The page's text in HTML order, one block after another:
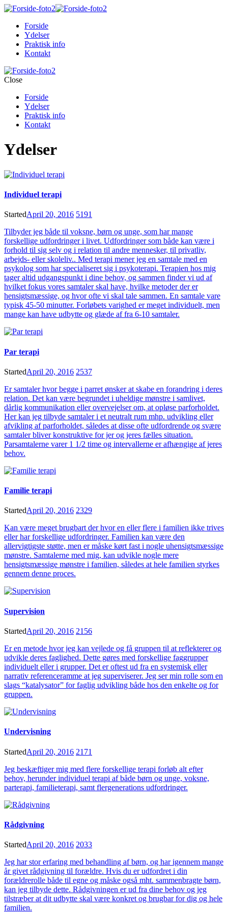
Forside
Ydelser
Praktisk info
Kontakt
Close
Forside
Ydelser
Praktisk info
Kontakt
Ydelser
Individuel terapi
StartedApril 20, 2016 5191
Tilbyder jeg både til voksne, børn og unge, som har mange
forskellige udfordringer i livet. Udfordringer som både kan være i
forhold til sig selv og i relation til andre mennesker, til privatliv,
arbejds- eller skoleliv.. Med terapi mener jeg en samtale med en
psykolog som har specialiseret sig i psykoterapi. Terapien hos mig
tager altid udgangspunkt i dine behov, og sammen finder vi ud af
hvilket fokus vores samtaler skal have, hvilke metoder der er
hensigtsmæssige, og hvor ofte vi skal tale sammen. En samtale vare
typisk 45-50 minutter. Forløbets varighed er meget individuelt, men
mange kan have udbytte og glæde af fra 6-10 samtaler.
Par terapi
StartedApril 20, 2016 2537
Er samtaler hvor begge i parret ønsker at skabe en forandring i deres
relation. Det kan være begrundet i uheldige mønstre i samlivet,
dårlig kommunikation eller overvejelser om, at opløse parforholdet.
Her kan jeg tilbyde samtaler i et neutralt rum mhp. udvikling eller
afvikling af parforholdet, således at disse ofte udfordrende og svære
samtaler bliver konstruktive for jer og jeres fælles situation.
Parsamtalerne varer 1 1/2 time og intervallerne er afhængige af jeres
behov.
Familie terapi
StartedApril 20, 2016 2329
Kan være meget brugbart der hvor en eller flere i familien ikke trives
eller har forskellige udfordringer. Familien kan være den
allervigtigste støtte, men er måske kørt fast i nogle uhensigtsmæssige
mønstre. Samtalerne med mig, kan udvikle nogle mere
hensigtsmæssige mønstre i familien, således at hele familien styrkes
gennem denne proces.
Supervision
StartedApril 20, 2016 2156
Er en metode hvor jeg kan vejlede og få gruppen til at reflekterer og
udvikle deres faglighed. Dette gøres med forskellige faggrupper
individuelt eller i grupper. Det er oftest ud fra en systemisk eller
narrativ referenceramme at jeg superviserer. Jeg ser min rolle som en
slags “katalysator” for faglig udvikling både hos den enkelte og for
gruppen.
Undervisning
StartedApril 20, 2016 2171
Jeg beskæftiger mig med flere forskellige terapi forløb alt efter
behov, herunder individuel terapi af både børn og unge, voksne,
parterapi, familieterapi, samt flergenerations udfordringer.
Rådgivning
StartedApril 20, 2016 2033
Jeg har stor erfaring med behandling af børn, og har igennem mange
år givet rådgivning til forældre. Hvis du er udfordret i din
forældrerolle både til egne og måske også mht. sammenbragte børn,
kan jeg tilbyde dette. Rådgivningen er ud fra dine behov og jeg
tilstræber at dit udbytte skal være konkret og brugbar for dig og hele
familien.